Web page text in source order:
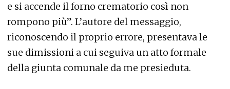
e si accende il forno crematorio così non
rompono più”. L’autore del messaggio,
riconoscendo il proprio errore, presentava le
sue dimissioni a cui seguiva un atto formale
della giunta comunale da me presieduta.